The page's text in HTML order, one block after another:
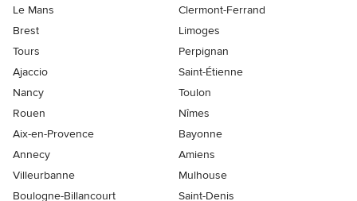
Le Mans
Clermont-Ferrand
Brest
Limoges
Tours
Perpignan
Ajaccio
Saint-Étienne
Nancy
Toulon
Rouen
Nîmes
Aix-en-Provence
Bayonne
Annecy
Amiens
Villeurbanne
Mulhouse
Boulogne-Billancourt
Saint-Denis